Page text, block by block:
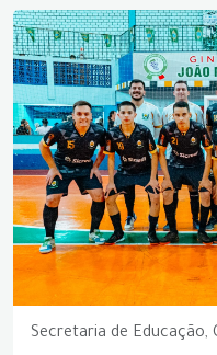
Secretaria de Educação,